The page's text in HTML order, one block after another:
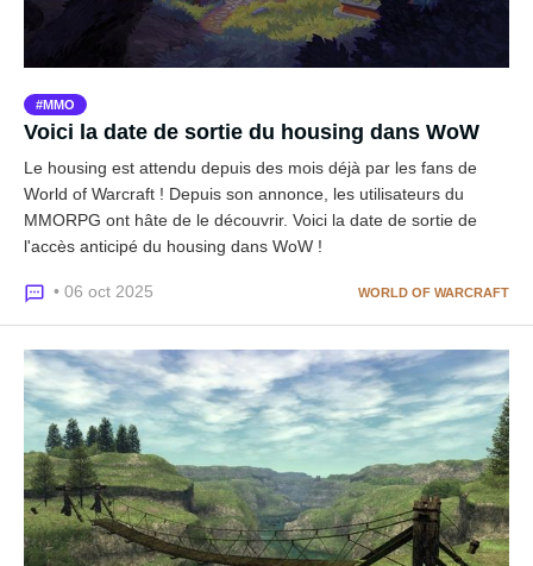
MMO
Voici la date de sortie du housing dans WoW
Le housing est attendu depuis des mois déjà par les fans de
World of Warcraft ! Depuis son annonce, les utilisateurs du
MMORPG ont hâte de le découvrir. Voici la date de sortie de
l'accès anticipé du housing dans WoW !
• 06 oct 2025 WORLD OF WARCRAFT